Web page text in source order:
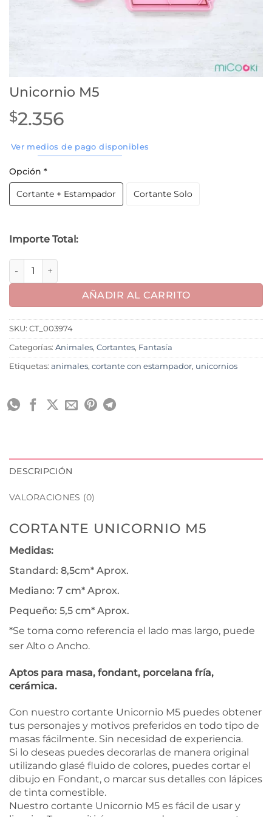
Unicornio M5
$2.356
Ver medios de pago disponibles
Opción *
Cortante + Estampador Cortante Solo
Importe Total:
Unicornio M5 cantidad
AÑADIR AL CARRITO
SKU: CT_003974
Categorías: Animales, Cortantes, Fantasía
Etiquetas: animales, cortante con estampador, unicornios
DESCRIPCIÓN
VALORACIONES (0)
CORTANTE UNICORNIO M5
Medidas:
Standard: 8,5cm* Aprox.
Mediano: 7 cm* Aprox.
Pequeño: 5,5 cm* Aprox.
*Se toma como referencia el lado mas largo, puede
ser Alto o Ancho.
Aptos para masa, fondant, porcelana fría,
cerámica.
Con nuestro cortante Unicornio M5 puedes obtener
tus personajes y motivos preferidos en todo tipo de
masas fácilmente. Sin necesidad de experiencia.
Si lo deseas puedes decorarlas de manera original
utilizando glasé fluido de colores, puedes cortar el
dibujo en Fondant, o marcar sus detalles con lápices
de tinta comestible.
Nuestro cortante Unicornio M5 es fácil de usar y